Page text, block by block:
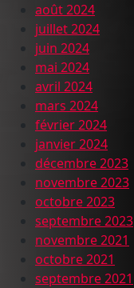
août 2024
juillet 2024
juin 2024
mai 2024
avril 2024
mars 2024
février 2024
janvier 2024
décembre 2023
novembre 2023
octobre 2023
septembre 2023
novembre 2021
octobre 2021
septembre 2021